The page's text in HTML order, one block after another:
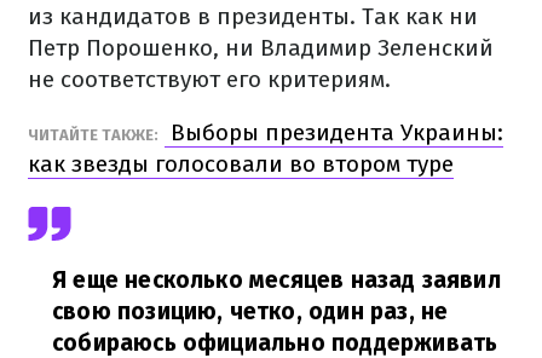
из кандидатов в президенты. Так как ни
Петр Порошенко, ни Владимир Зеленский
не соответствуют его критериям.
ЧИТАЙТЕ ТАКЖЕ:
Выборы президента Украины:
как звезды голосовали во втором туре
Я еще несколько месяцев назад заявил
свою позицию, четко, один раз, не
собираюсь официально поддерживать